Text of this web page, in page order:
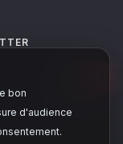
bon
d'audience
confidentialité